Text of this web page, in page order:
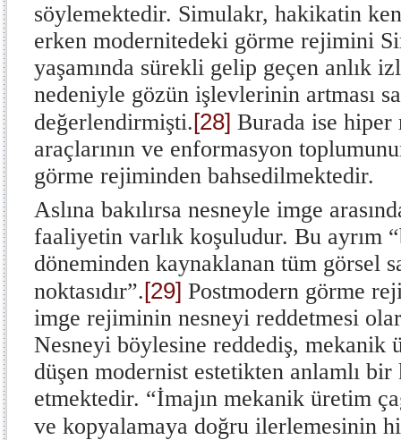
söylemektedir. Simulakr, hakikatin
erken modernitedeki görme rejimini
yaşamında sürekli gelip geçen anlık
nedeniyle gözün işlevlerinin artması
değerlendirmişti.[28] Burada ise
araçlarının ve enformasyon
görme rejiminden bahsedilmektedir.
Aslına bakılırsa nesneyle imge
faaliyetin varlık koşuludur. Bu ayrım
döneminden kaynaklanan tüm görsel
noktasıdır”.[29] Postmodern görme
imge rejiminin nesneyi reddetmesi
Nesneyi böylesine reddediş, mekanik
düşen modernist estetikten anlamlı
etmektedir. “İmajın mekanik üretim
ve kopyalamaya doğru ilerlemesinin